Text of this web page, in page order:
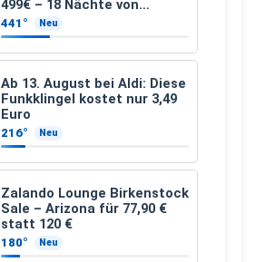
499€ – 18 Nächte von
Hamburg nach Guadeloupe
441° Neu
Ab 13. August bei Aldi: Diese
Funkklingel kostet nur 3,49
Euro
216° Neu
Zalando Lounge Birkenstock
Sale – Arizona für 77,90 €
statt 120 €
180° Neu